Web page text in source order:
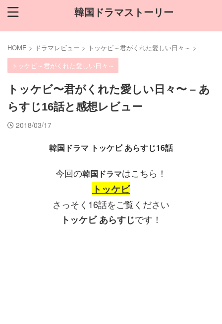
韓国ドラマストーリー
HOME > ドラマレビュー > トッケビ～君がくれた愛しい日々～ >
トッケビ～君がくれた愛しい日々～
トッケビ〜君がくれた愛しい日々〜 – あ
らすじ16話と感想レビュー
2018/03/17
韓国ドラマ トッケビ あらすじ16話
今回の韓国ドラマはこちら！
トッケビ
さっそく16話をご覧ください
トッケビ あらすじです！